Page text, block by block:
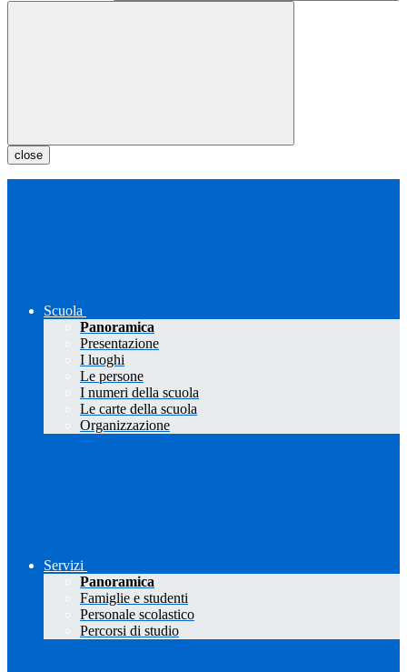
close
Scuola
Panoramica
Presentazione
I luoghi
Le persone
I numeri della scuola
Le carte della scuola
Organizzazione
Servizi
Panoramica
Famiglie e studenti
Personale scolastico
Percorsi di studio